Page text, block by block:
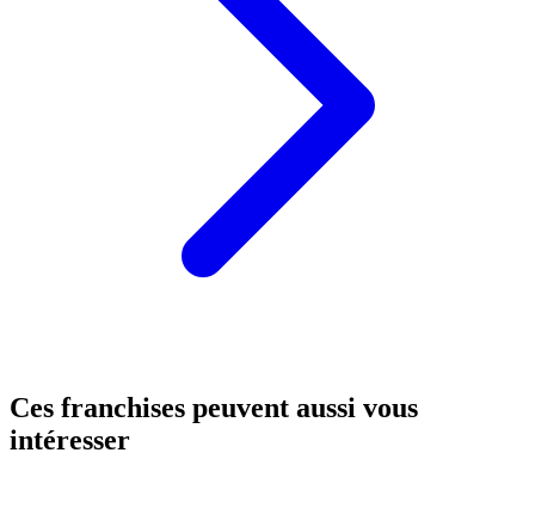
Ces franchises peuvent aussi vous
intéresser